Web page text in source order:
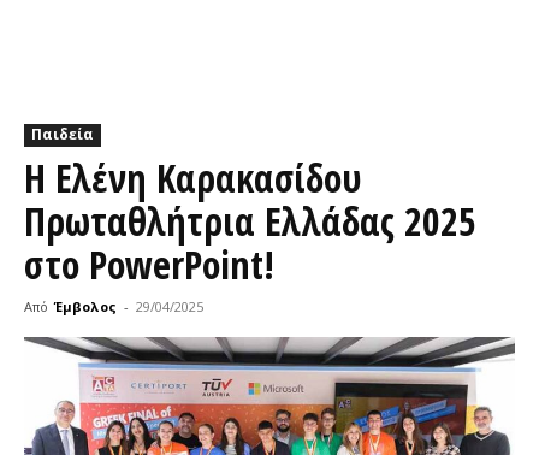
Παιδεία
Η Ελένη Καρακασίδου
Πρωταθλήτρια Ελλάδας 2025
στο PowerPoint!
Από Έμβολος - 29/04/2025